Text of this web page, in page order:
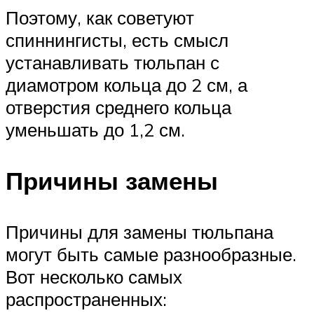
Поэтому, как советуют
спиннингисты, есть смысл
устанавливать тюльпан с
диамотром кольца до 2 см, а
отверстия среднего кольца
уменьшать до 1,2 см.
Причины замены
Причины для замены тюльпана
могут быть самые разнообразные.
Вот несколько самых
распространенных: